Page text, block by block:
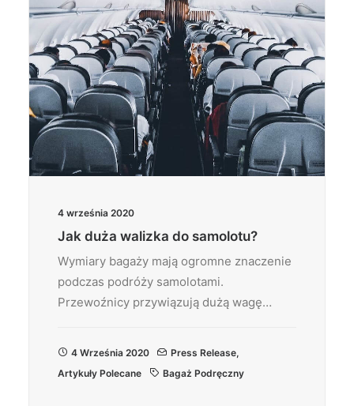
4 września 2020
Jak duża walizka do samolotu?
Wymiary bagaży mają ogromne znaczenie
podczas podróży samolotami.
Przewoźnicy przywiązują dużą wagę…
4 Września 2020 Press Release,
Artykuły Polecane
Bagaż Podręczny